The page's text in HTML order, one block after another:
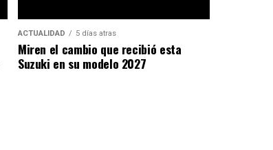
ACTUALIDAD 5 días atras
Miren el cambio que recibió esta
Suzuki en su modelo 2027